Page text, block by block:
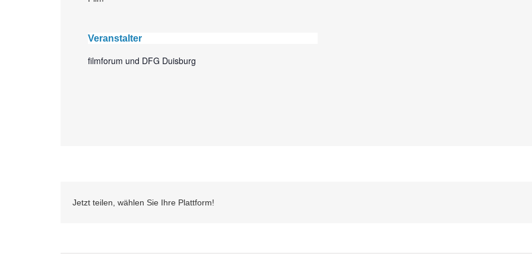
Veranstalter
filmforum und DFG Duisburg
Jetzt teilen, wählen Sie Ihre Plattform!